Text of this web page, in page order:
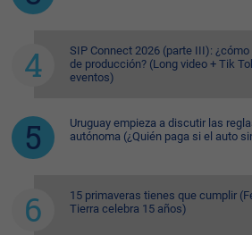
SIP Connect 2026 (parte III):
de producción? (Long video + Tik
eventos)
Uruguay empieza a discutir las
autónoma (¿Quién paga si el auto
15 primaveras tienes que cumplir
Tierra celebra 15 años)